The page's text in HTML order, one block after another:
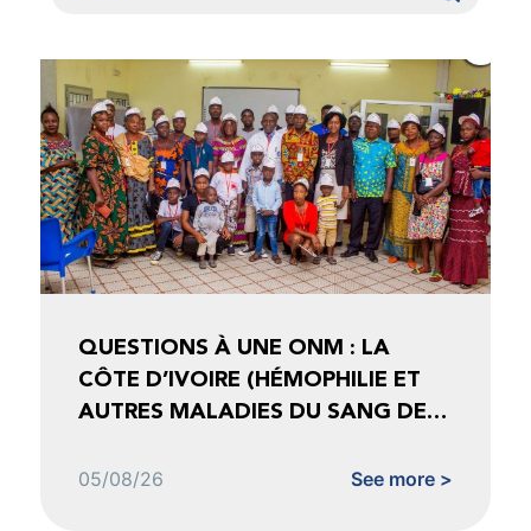
QUESTIONS À UNE ONM : LA
CÔTE D’IVOIRE (HÉMOPHILIE ET
AUTRES MALADIES DU SANG DE
05/08/26 See more >